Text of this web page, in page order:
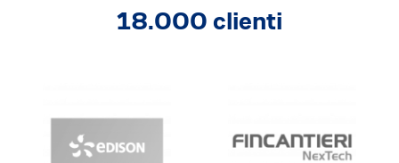
18.000 clienti